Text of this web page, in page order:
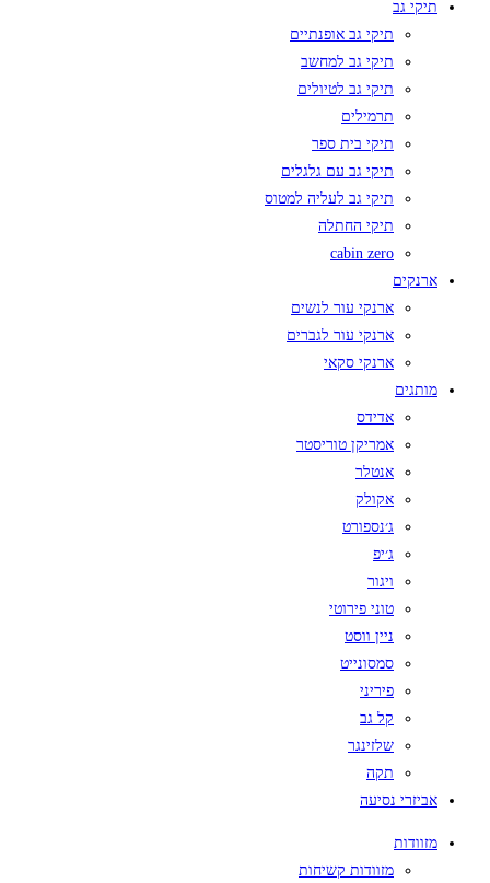
תיקי גב
תיקי גב אופנתיים
תיקי גב למחשב
תיקי גב לטיולים
תרמילים
תיקי בית ספר
תיקי גב עם גלגלים
תיקי גב לעליה למטוס
תיקי החתלה
cabin zero
ארנקים
ארנקי עור לנשים
ארנקי עור לגברים
ארנקי סקאי
מותגים
אדידס
אמריקן טוריסטר
אנטלר
אקולק
ג׳נספורט
ג׳יפ
ויגור
טוני פירוטי
ניין ווסט
סמסונייט
פיריני
קל גב
שלזינגר
תקה
אביזרי נסיעה
מזוודות
מזוודות קשיחות